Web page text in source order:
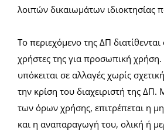
λοιπών δικαιωμάτων ιδιοκτησίας
Το περιεχόμενο της ΔΠ
χρήστες της για προσωπική χρήση.
υπόκειται σε αλλαγές χωρίς
την κρίση του διαχειριστή της
των όρων χρήσης, επιτρέπεται η
και η αναπαραγωγή του, ολική ή